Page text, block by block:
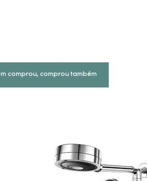
comprou, comprou também